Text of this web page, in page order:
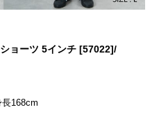
ョーツ 5インチ [57022]/
長168cm